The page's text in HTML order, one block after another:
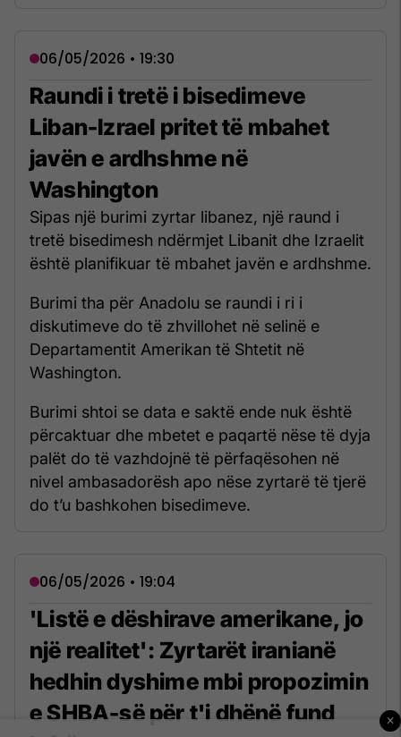
06/05/2026 • 19:30
Raundi i tretë i bisedimeve
Liban-Izrael pritet të mbahet
javën e ardhshme në
Washington
Sipas një burimi zyrtar libanez, një raund i
tretë bisedimesh ndërmjet Libanit dhe Izraelit
është planifikuar të mbahet javën e ardhshme.
Burimi tha për Anadolu se raundi i ri i
diskutimeve do të zhvillohet në selinë e
Departamentit Amerikan të Shtetit në
Washington.
Burimi shtoi se data e saktë ende nuk është
përcaktuar dhe mbetet e paqartë nëse të dyja
palët do të vazhdojnë të përfaqësohen në
nivel ambasadorësh apo nëse zyrtarë të tjerë
do t’u bashkohen bisedimeve.
06/05/2026 • 19:04
'Listë e dëshirave amerikane, jo
një realitet': Zyrtarët iranianë
hedhin dyshime mbi propozimin
e SHBA-së për t'i dhënë fund
×